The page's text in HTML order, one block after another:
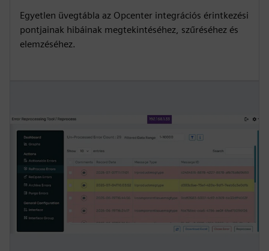
Egyetlen üvegtábla az Opcenter integrációs érintkezési
pontjainak hibáinak megtekintéséhez, szűréséhez és
elemzéséhez.